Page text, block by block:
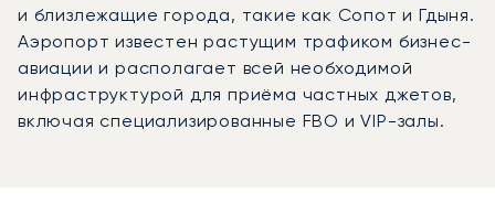
и близлежащие города, такие как Сопот и Гдыня.
Аэропорт известен растущим трафиком бизнес-
авиации и располагает всей необходимой
инфраструктурой для приёма частных джетов,
включая специализированные FBO и VIP-залы.